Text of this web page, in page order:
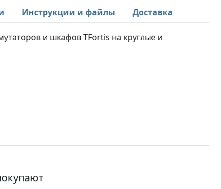
Инструкции и файлы Доставка
и шкафов TFortis на круглые и